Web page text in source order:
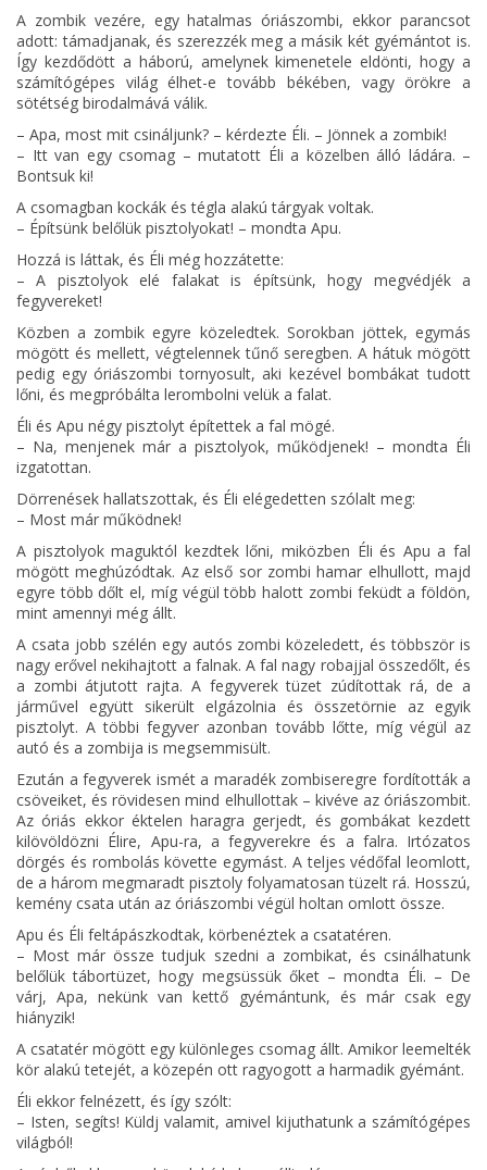
A zombik vezére, egy hatalmas óriászombi, ekkor parancsot
adott: támadjanak, és szerezzék meg a másik két gyémántot is.
Így kezdődött a háború, amelynek kimenetele eldönti, hogy a
számítógépes világ élhet-e tovább békében, vagy örökre a
sötétség birodalmává válik.
– Apa, most mit csináljunk? – kérdezte Éli. – Jönnek a zombik!
– Itt van egy csomag – mutatott Éli a közelben álló ládára. –
Bontsuk ki!
A csomagban kockák és tégla alakú tárgyak voltak.
– Építsünk belőlük pisztolyokat! – mondta Apu.
Hozzá is láttak, és Éli még hozzátette:
– A pisztolyok elé falakat is építsünk, hogy megvédjék a
fegyvereket!
Közben a zombik egyre közeledtek. Sorokban jöttek, egymás
mögött és mellett, végtelennek tűnő seregben. A hátuk mögött
pedig egy óriászombi tornyosult, aki kezével bombákat tudott
lőni, és megpróbálta lerombolni velük a falat.
Éli és Apu négy pisztolyt építettek a fal mögé.
– Na, menjenek már a pisztolyok, működjenek! – mondta Éli
izgatottan.
Dörrenések hallatszottak, és Éli elégedetten szólalt meg:
– Most már működnek!
A pisztolyok maguktól kezdtek lőni, miközben Éli és Apu a fal
mögött meghúzódtak. Az első sor zombi hamar elhullott, majd
egyre több dőlt el, míg végül több halott zombi feküdt a földön,
mint amennyi még állt.
A csata jobb szélén egy autós zombi közeledett, és többször is
nagy erővel nekihajtott a falnak. A fal nagy robajjal összedőlt, és
a zombi átjutott rajta. A fegyverek tüzet zúdítottak rá, de a
járművel együtt sikerült elgázolnia és összetörnie az egyik
pisztolyt. A többi fegyver azonban tovább lőtte, míg végül az
autó és a zombija is megsemmisült.
Ezután a fegyverek ismét a maradék zombiseregre fordították a
csöveiket, és rövidesen mind elhullottak – kivéve az óriászombit.
Az óriás ekkor éktelen haragra gerjedt, és gombákat kezdett
kilövöldözni Élire, Apu-ra, a fegyverekre és a falra. Irtózatos
dörgés és rombolás követte egymást. A teljes védőfal leomlott,
de a három megmaradt pisztoly folyamatosan tüzelt rá. Hosszú,
kemény csata után az óriászombi végül holtan omlott össze.
Apu és Éli feltápászkodtak, körbenéztek a csatatéren.
– Most már össze tudjuk szedni a zombikat, és csinálhatunk
belőlük tábortüzet, hogy megsüssük őket – mondta Éli. – De
várj, Apa, nekünk van kettő gyémántunk, és már csak egy
hiányzik!
A csatatér mögött egy különleges csomag állt. Amikor leemelték
kör alakú tetejét, a közepén ott ragyogott a harmadik gyémánt.
Éli ekkor felnézett, és így szólt:
– Isten, segíts! Küldj valamit, amivel kijuthatunk a számítógépes
világból!